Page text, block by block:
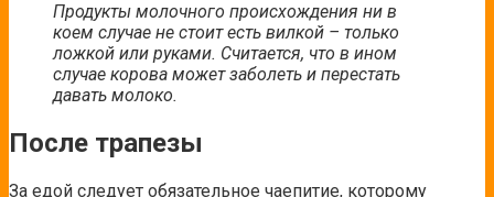
Продукты молочного происхождения ни в
коем случае не стоит есть вилкой – только
ложкой или руками. Считается, что в ином
случае корова может заболеть и перестать
давать молоко.
После трапезы
За едой следует обязательное чаепитие, которому